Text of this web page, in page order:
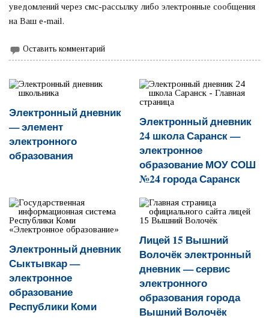
уведомлений через смс-рассылку либо электронные сообщения
на Ваш e-mail.
Оставить комментарий
Электронный дневник
— элемент
электронного
образования
Электронный дневник
24 школа Саранск —
электронное
образование МОУ СОШ
№24 города Саранск
Электронный дневник
Сыктывкар —
электронное
образование
Республики Коми
Лицей 15 Вышний
Волочёк электронный
дневник — сервис
электронного
образования города
Вышний Волочёк